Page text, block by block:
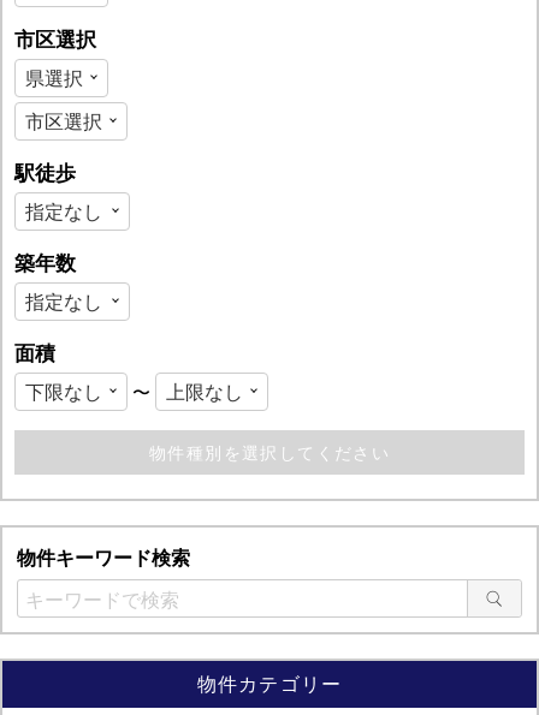
市区選択
駅徒歩
築年数
面積
〜
物件キーワード検索
物件カテゴリー